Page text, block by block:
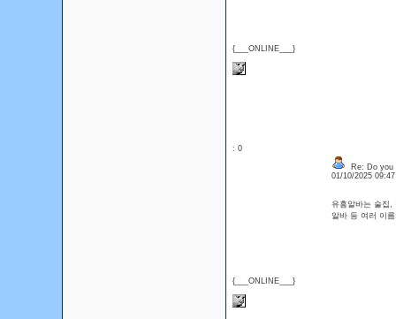
{___ONLINE___}
: 0
{___ONLINE___}
Re: Do you
01/10/2025
유흥알바는 술집,
알바 등 여러 이